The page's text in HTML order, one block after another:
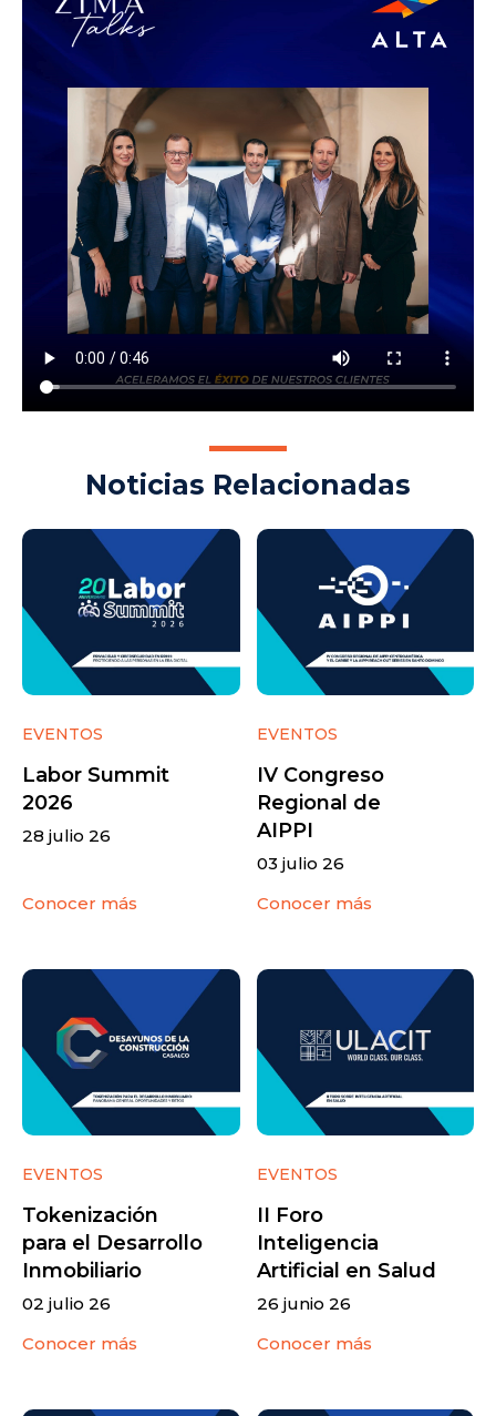
Noticias Relacionadas
EVENTOS
Labor Summit
2026
28 julio 26
Conocer más
EVENTOS
IV Congreso
Regional de
AIPPI
03 julio 26
Conocer más
EVENTOS
Tokenización
para el Desarrollo
Inmobiliario
02 julio 26
Conocer más
EVENTOS
II Foro
Inteligencia
Artificial en Salud
26 junio 26
Conocer más